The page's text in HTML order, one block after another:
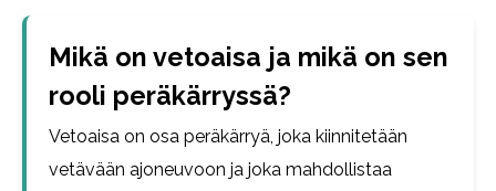
Mikä on vetoaisa ja mikä on sen
rooli peräkärryssä?
Vetoaisa on osa peräkärryä, joka kiinnitetään
vetävään ajoneuvoon ja joka mahdollistaa